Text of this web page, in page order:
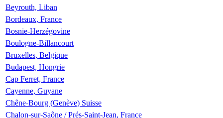
Beyrouth, Liban
Bordeaux, France
Bosnie-Herzégovine
Boulogne-Billancourt
Bruxelles, Belgique
Budapest, Hongrie
Cap Ferret, France
Cayenne, Guyane
Chêne-Bourg (Genève) Suisse
Chalon-sur-Saône / Prés-Saint-Jean, France